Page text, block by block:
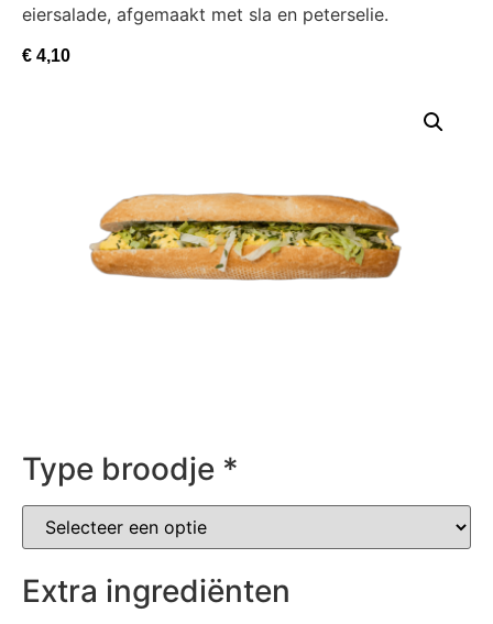
eiersalade, afgemaakt met sla en peterselie.
€ 4,10
Type broodje *
Extra ingrediënten